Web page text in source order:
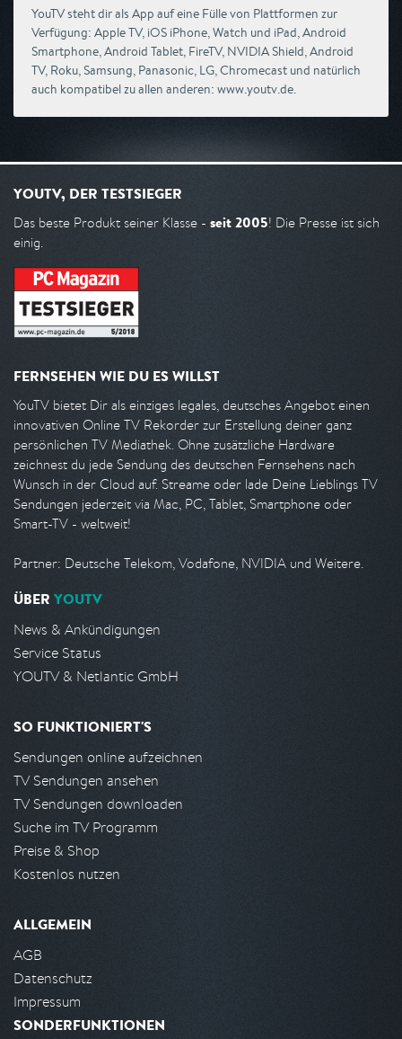
YouTV steht dir als App auf eine Fülle von Plattformen zur
Verfügung: Apple TV, iOS iPhone, Watch und iPad, Android
Smartphone, Android Tablet, FireTV, NVIDIA Shield, Android
TV, Roku, Samsung, Panasonic, LG, Chromecast und natürlich
auch kompatibel zu allen anderen: www.youtv.de.
YOUTV, DER TESTSIEGER
Das beste Produkt seiner Klasse - seit 2005! Die Presse ist sich
einig.
FERNSEHEN WIE DU ES WILLST
YouTV bietet Dir als einziges legales, deutsches Angebot einen
innovativen Online TV Rekorder zur Erstellung deiner ganz
persönlichen TV Mediathek. Ohne zusätzliche Hardware
zeichnest du jede Sendung des deutschen Fernsehens nach
Wunsch in der Cloud auf. Streame oder lade Deine Lieblings TV
Sendungen jederzeit via Mac, PC, Tablet, Smartphone oder
Smart-TV - weltweit!
Partner: Deutsche Telekom, Vodafone, NVIDIA und Weitere.
ÜBER YOUTV
News & Ankündigungen
Service Status
YOUTV & Netlantic GmbH
SO FUNKTIONIERT'S
Sendungen online aufzeichnen
TV Sendungen ansehen
TV Sendungen downloaden
Suche im TV Programm
Preise & Shop
Kostenlos nutzen
ALLGEMEIN
AGB
Datenschutz
Impressum
SONDERFUNKTIONEN